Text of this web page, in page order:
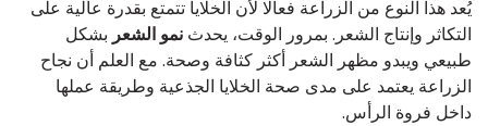
يُعد هذا النوع من الزراعة فعالًا لأن الخلايا تتمتع بقدرة عالية على
التكاثر وإنتاج الشعر. بمرور الوقت، يحدث نمو الشعر بشكل
طبيعي ويبدو مظهر الشعر أكثر كثافة وصحة. مع العلم أن نجاح
الزراعة يعتمد على مدى صحة الخلايا الجذعية وطريقة عملها
داخل فروة الرأس.